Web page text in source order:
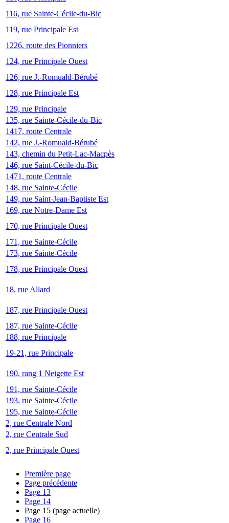
116, rue Sainte-Cécile-du-Bic
119, rue Principale Est
1226, route des Pionniers
124, rue Principale Ouest
126, rue J.-Romuald-Bérubé
128, rue Principale Est
129, rue Principale
135, rue Sainte-Cécile-du-Bic
1417, route Centrale
142, rue J.-Romuald-Bérubé
143, chemin du Petit-Lac-Macpès
146, rue Saint-Cécile-du-Bic
1471, route Centrale
148, rue Sainte-Cécile
149, rue Saint-Jean-Baptiste Est
169, rue Notre-Dame Est
170, rue Principale Ouest
171, rue Sainte-Cécile
173, rue Sainte-Cécile
178, rue Principale Ouest
18, rue Allard
187, rue Principale Ouest
187, rue Sainte-Cécile
188, rue Principale
19-21, rue Principale
190, rang 1 Neigette Est
191, rue Sainte-Cécile
193, rue Sainte-Cécile
195, rue Sainte-Cécile
2, rue Centrale Nord
2, rue Centrale Sud
2, rue Principale Ouest
Première page
Page précédente
Page 13
Page 14
Page 15 (page actuelle)
Page 16